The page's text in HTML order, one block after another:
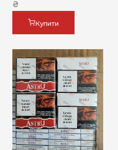
₴
Купити